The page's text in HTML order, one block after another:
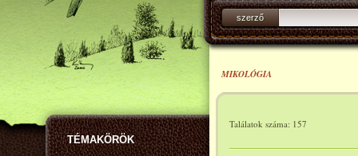
TÉMAKÖRÖK
szerző
MIKOLÓGIA
Találatok száma: 157